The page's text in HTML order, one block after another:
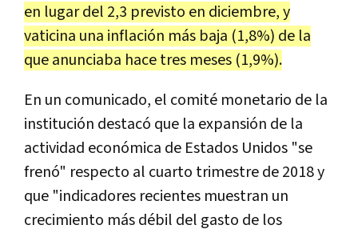
en lugar del 2,3 previsto en diciembre, y
vaticina una inflación más baja (1,8%) de la
que anunciaba hace tres meses (1,9%).
En un comunicado, el comité monetario de la
institución destacó que la expansión de la
actividad económica de Estados Unidos "se
frenó" respecto al cuarto trimestre de 2018 y
que "indicadores recientes muestran un
crecimiento más débil del gasto de los